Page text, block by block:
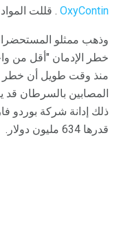
OxyContin . قللت المواد
وذهب ممثلو
خطر الإدمان "أقل من
منذ وقت طويل أن خطر
ذلك إدانة شركة بوردو
قدرها 634 مليون دولار.